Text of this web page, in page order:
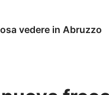
vedere in Abruzzo